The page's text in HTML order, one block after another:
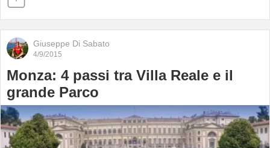
Giuseppe Di Sabato
4/9/2015
Monza: 4 passi tra Villa Reale e il
grande Parco